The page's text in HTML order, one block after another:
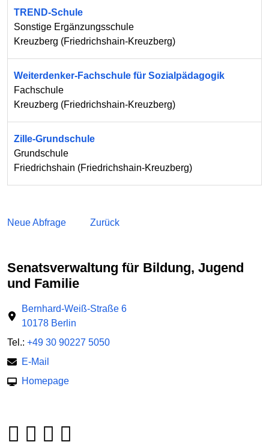
TREND-Schule
Sonstige Ergänzungsschule
Kreuzberg (Friedrichshain-Kreuzberg)
Weiterdenker-Fachschule für Sozialpädagogik
Fachschule
Kreuzberg (Friedrichshain-Kreuzberg)
Zille-Grundschule
Grundschule
Friedrichshain (Friedrichshain-Kreuzberg)
Neue Abfrage Zurück
Senatsverwaltung für Bildung, Jugend
und Familie
Bernhard-Weiß-Straße 6
10178 Berlin
Tel.: +49 30 90227 5050
E-Mail
Homepage